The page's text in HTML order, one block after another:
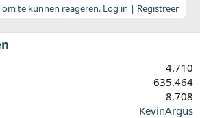
te kunnen reageren. Log in | Registreer
4.710
635.464
8.708
KevinArgus